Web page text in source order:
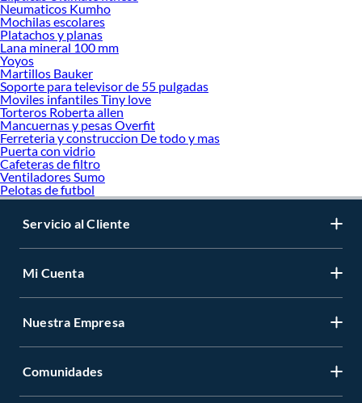
Neumaticos Kumho
Mochilas escolares
Platachos y planas
Lana mineral 100 mm
Yoyos
Martillos Bauker
Soporte para televisor de 55 pulgadas
Moviles infantiles Tiny love
Torteros Roberta allen
Mancuernas y pesas Overfit
Ferreteria y construccion De todo y mas
Puerta con vidrio
Cafeteras de filtro
Ventiladores Sumo
Pelotas de futbol
Servicio al Cliente
Mi Cuenta
Nuestra Empresa
Comunidades